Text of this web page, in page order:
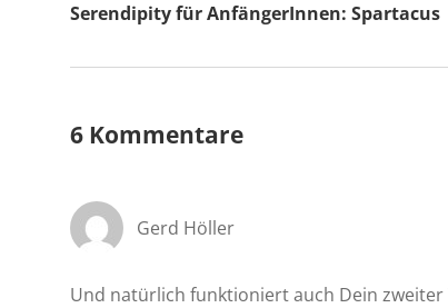
Serendipity für AnfängerInnen: Spartacus
6 Kommentare
Gerd Höller
Und natürlich funktioniert auch Dein zweiter